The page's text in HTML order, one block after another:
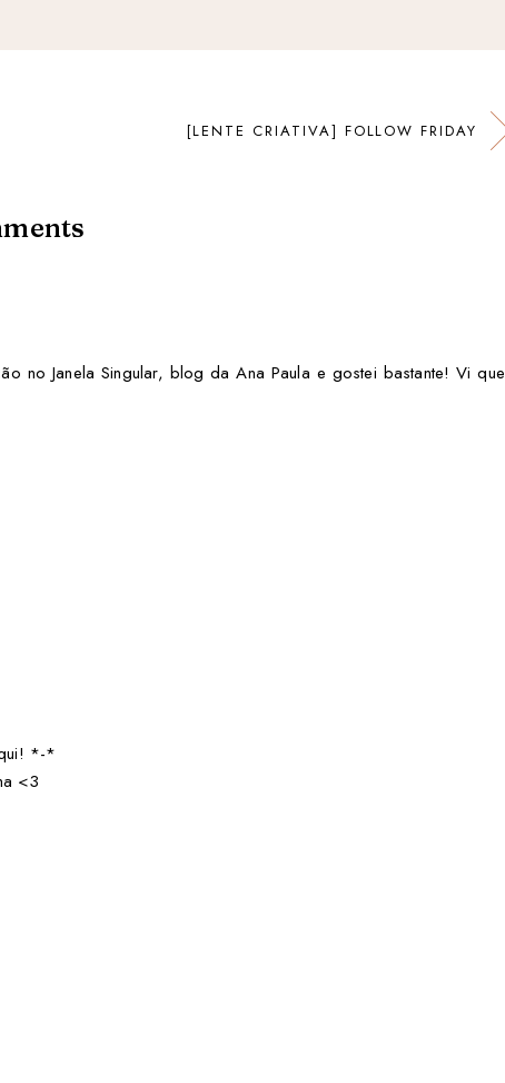
[LENTE CRIATIVA] FOLLOW FRIDAY
no Janela Singular, blog da Ana Paula e gostei bastante! Vi que
*-*
<3